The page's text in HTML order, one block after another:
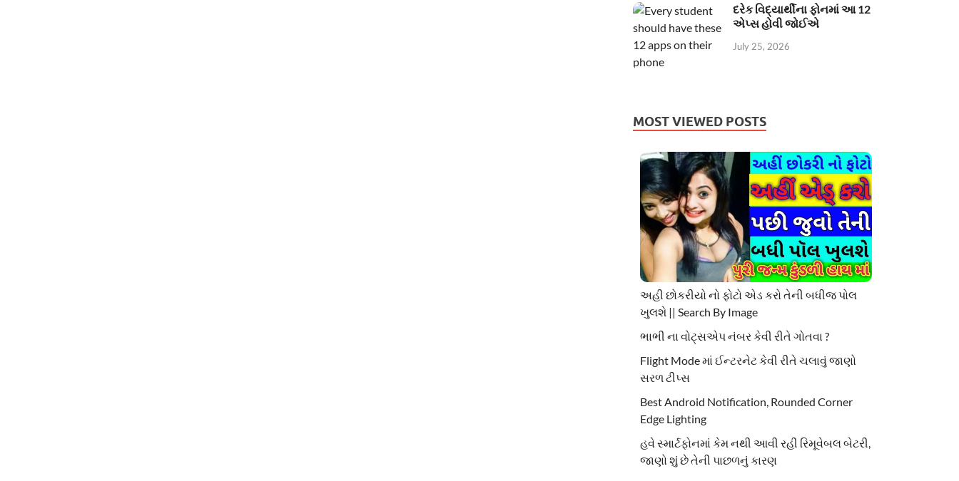
દરેક વિદ્યાર્થીના ફોનમાં આ 12
એપ્સ હોવી જોઈએ
July 25, 2026
MOST VIEWED POSTS
અહી છોકરીયો નો ફોટો એડ કરો તેની બધીજ પોલ
ખુલશે || Search By Image
ભાભી ના વોટ્સએપ નંબર કેવી રીતે ગોતવા ?
Flight Mode માં ઈન્ટરનેટ કેવી રીતે ચલાવું જાણો
સરળ ટીપ્સ
Best Android Notification, Rounded Corner
Edge Lighting
હવે સ્માર્ટફોનમાં કેમ નથી આવી રહી રિમૂવેબલ બેટરી,
જાણો શું છે તેની પાછળનું કારણ